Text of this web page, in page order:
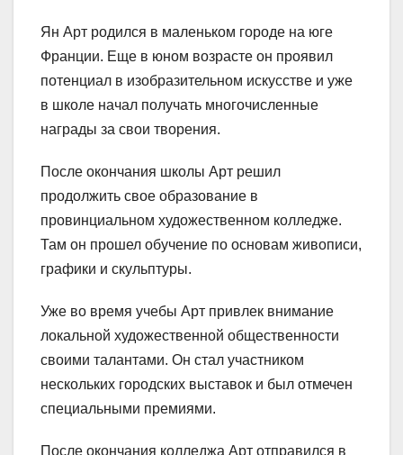
Ян Арт родился в маленьком городе на юге
Франции. Еще в юном возрасте он проявил
потенциал в изобразительном искусстве и уже
в школе начал получать многочисленные
награды за свои творения.
После окончания школы Арт решил
продолжить свое образование в
провинциальном художественном колледже.
Там он прошел обучение по основам живописи,
графики и скульптуры.
Уже во время учебы Арт привлек внимание
локальной художественной общественности
своими талантами. Он стал участником
нескольких городских выставок и был отмечен
специальными премиями.
После окончания колледжа Арт отправился в